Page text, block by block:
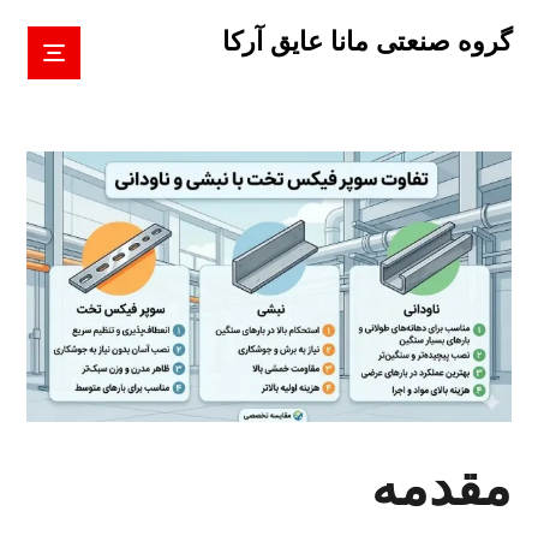
گروه صنعتی مانا عایق آرکا
مقدمه